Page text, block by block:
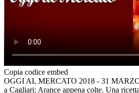
Copia codice embed
OGGI AL MERCATO 2018 - 31
a Cagliari: Arance appena colte. Una